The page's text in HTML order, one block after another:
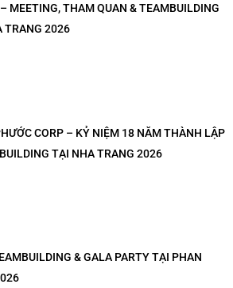
MEETING, THAM QUAN & TEAMBUILDING
TRANG 2026
CORP – KỶ NIỆM 18 NĂM THÀNH LẬP
TẠI NHA TRANG 2026
& GALA PARTY TẠI PHAN